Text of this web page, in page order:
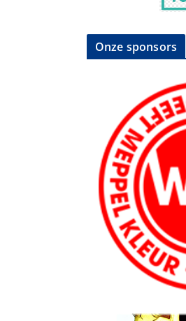
Onze sponsors